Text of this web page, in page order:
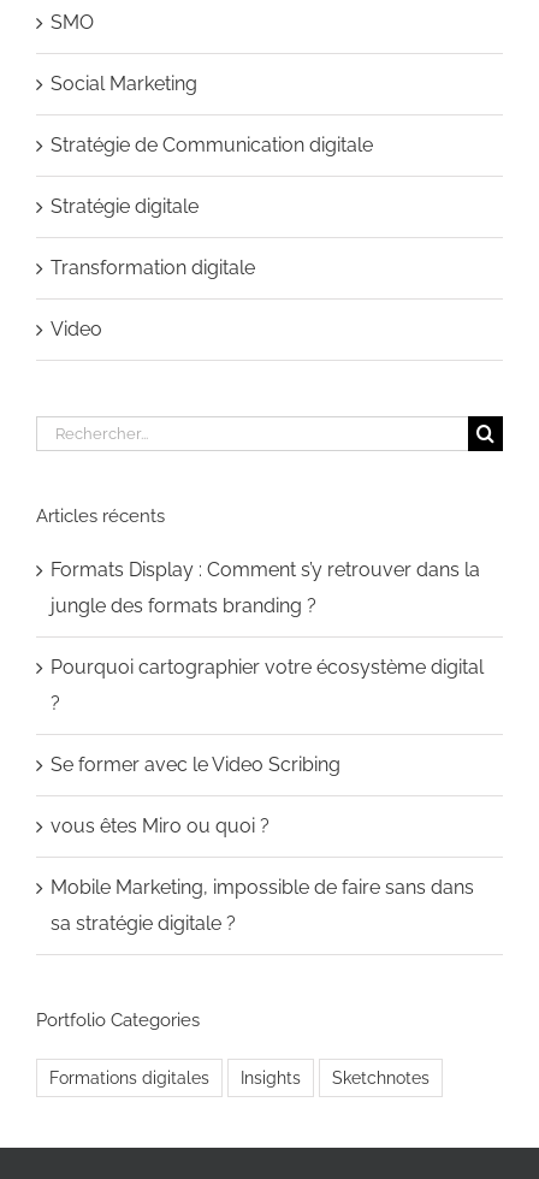
SMO
Social Marketing
Stratégie de Communication digitale
Stratégie digitale
Transformation digitale
Video
Rechercher:
Articles récents
Formats Display : Comment s’y retrouver dans la
jungle des formats branding ?
Pourquoi cartographier votre écosystème digital
?
Se former avec le Video Scribing
vous êtes Miro ou quoi ?
Mobile Marketing, impossible de faire sans dans
sa stratégie digitale ?
Portfolio Categories
Formations digitales Insights Sketchnotes